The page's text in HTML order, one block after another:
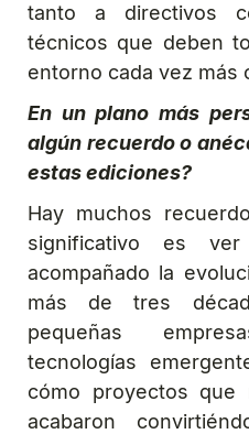
tanto a directivos
técnicos que deben
entorno cada vez más
En un plano más
algún recuerdo o
estas ediciones?
Hay muchos
significativo es
acompañado la
más de tres
pequeñas
tecnologías
cómo proyectos que
acabaron